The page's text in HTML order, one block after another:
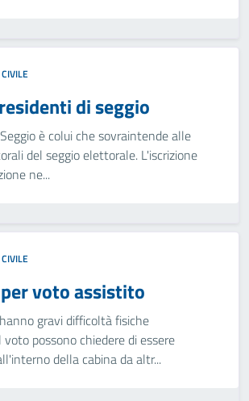
di seggio
è colui che sovraintende alle
del seggio elettorale. L'iscrizione
ne...
voto assistito
gravi difficoltà fisiche
possono chiedere di essere
della cabina da altr...